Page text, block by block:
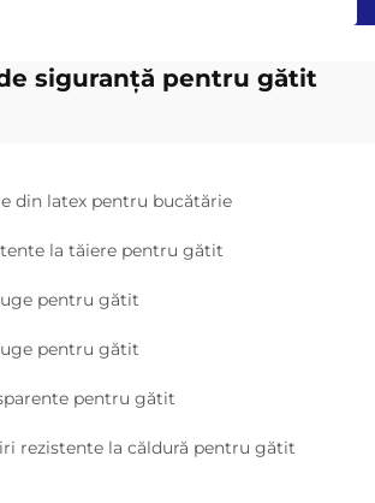
siguranţă pentru gătit
din latex pentru bucătărie
la tăiere pentru gătit
pentru gătit
pentru gătit
pentru gătit
rezistente la căldură pentru gătit